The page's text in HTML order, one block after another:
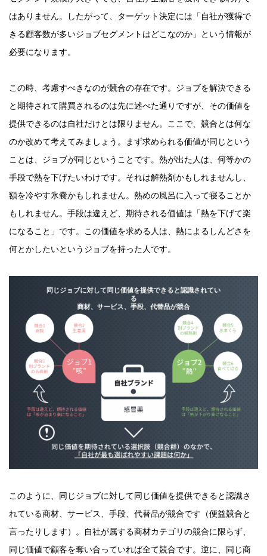
はありません。したがって、ターゲット決定には「自社が獲得で
きる顧客数が多いジョブセグメントはどこなのか」という情報が
必要になります。
この時、考慮すべきなのが競合の存在です。ジョブを解決できる
と期待されて購買されるのは先に述べた通りですが、その価値を
提供できるのは自社だけとは限りません。ここで、競合とは何な
のか改めて考えてみましょう。まず求められる価値が同じという
ことは、ジョブが同じということです。熱が出た人は、何等かの
手段で熱を下げたいわけです。それは解熱剤かもしれませんし、
額を冷やす氷嚢かもしれません。熱めの風呂に入って寝ることか
もしれません。手段は違えど、期待される価値は「熱を下げて楽
になること」です。この価値を求める人は、熱によるしんどさを
何とかしたいというジョブを持った人です。
このように、同じジョブに対して同じ価値を提供できると認識さ
れている商材、サービス、手段、代替品が競合です（便益競合と
言ったりします）。自社が属する商材カテゴリの競合に限らず、
同じ価値で顧客を奪い合っていれば全て競合です。逆に、同じ商